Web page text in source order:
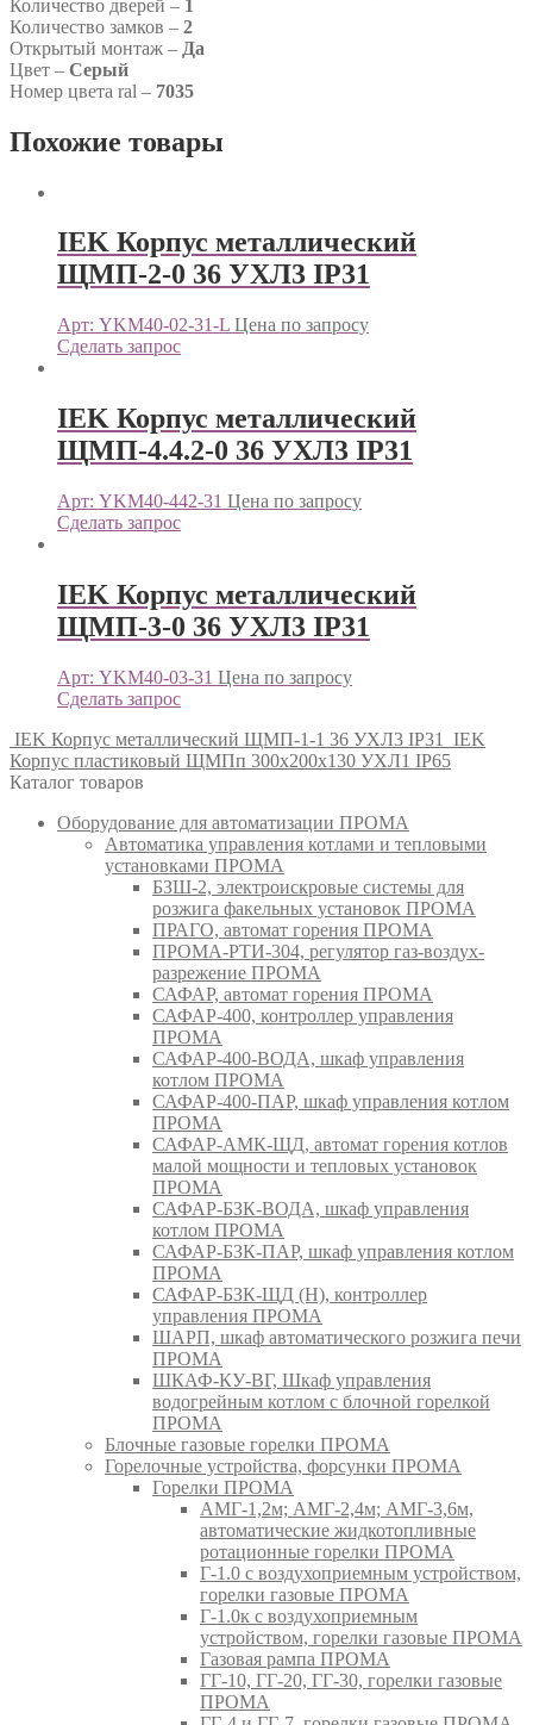
Количество дверей – 1
Количество замков – 2
Открытый монтаж – Да
Цвет – Серый
Номер цвета ral – 7035
Похожие товары
IEK Корпус металлический
ЩМП-2-0 36 УХЛ3 IP31
Арт: YKM40-02-31-L Цена по запросу
Сделать запрос
IEK Корпус металлический
ЩМП-4.4.2-0 36 УХЛ3 IP31
Арт: YKM40-442-31 Цена по запросу
Сделать запрос
IEK Корпус металлический
ЩМП-3-0 36 УХЛ3 IP31
Арт: YKM40-03-31 Цена по запросу
Сделать запрос
IEK Корпус металлический ЩМП-1-1 36 УХЛ3 IP31
IEK
Корпус пластиковый ЩМПп 300х200х130 УХЛ1 IP65
Каталог товаров
Оборудование для автоматизации ПРОМА
Автоматика управления котлами и тепловыми
установками ПРОМА
БЗШ-2, электроискровые системы для
розжига факельных установок ПРОМА
ПРАГО, автомат горения ПРОМА
ПРОМА-РТИ-304, регулятор газ-воздух-
разрежение ПРОМА
САФАР, автомат горения ПРОМА
САФАР-400, контроллер управления
ПРОМА
САФАР-400-ВОДА, шкаф управления
котлом ПРОМА
САФАР-400-ПАР, шкаф управления котлом
ПРОМА
САФАР-АМК-ЩД, автомат горения котлов
малой мощности и тепловых установок
ПРОМА
САФАР-БЗК-ВОДА, шкаф управления
котлом ПРОМА
САФАР-БЗК-ПАР, шкаф управления котлом
ПРОМА
САФАР-БЗК-ЩД (Н), контроллер
управления ПРОМА
ШАРП, шкаф автоматического розжига печи
ПРОМА
ШКАФ-КУ-ВГ, Шкаф управления
водогрейным котлом с блочной горелкой
ПРОМА
Блочные газовые горелки ПРОМА
Горелочные устройства, форсунки ПРОМА
Горелки ПРОМА
АМГ-1,2м; АМГ-2,4м; АМГ-3,6м,
автоматические жидкотопливные
ротационные горелки ПРОМА
Г-1.0 с воздухоприемным устройством,
горелки газовые ПРОМА
Г-1.0к с воздухоприемным
устройством, горелки газовые ПРОМА
Газовая рампа ПРОМА
ГГ-10, ГГ-20, ГГ-30, горелки газовые
ПРОМА